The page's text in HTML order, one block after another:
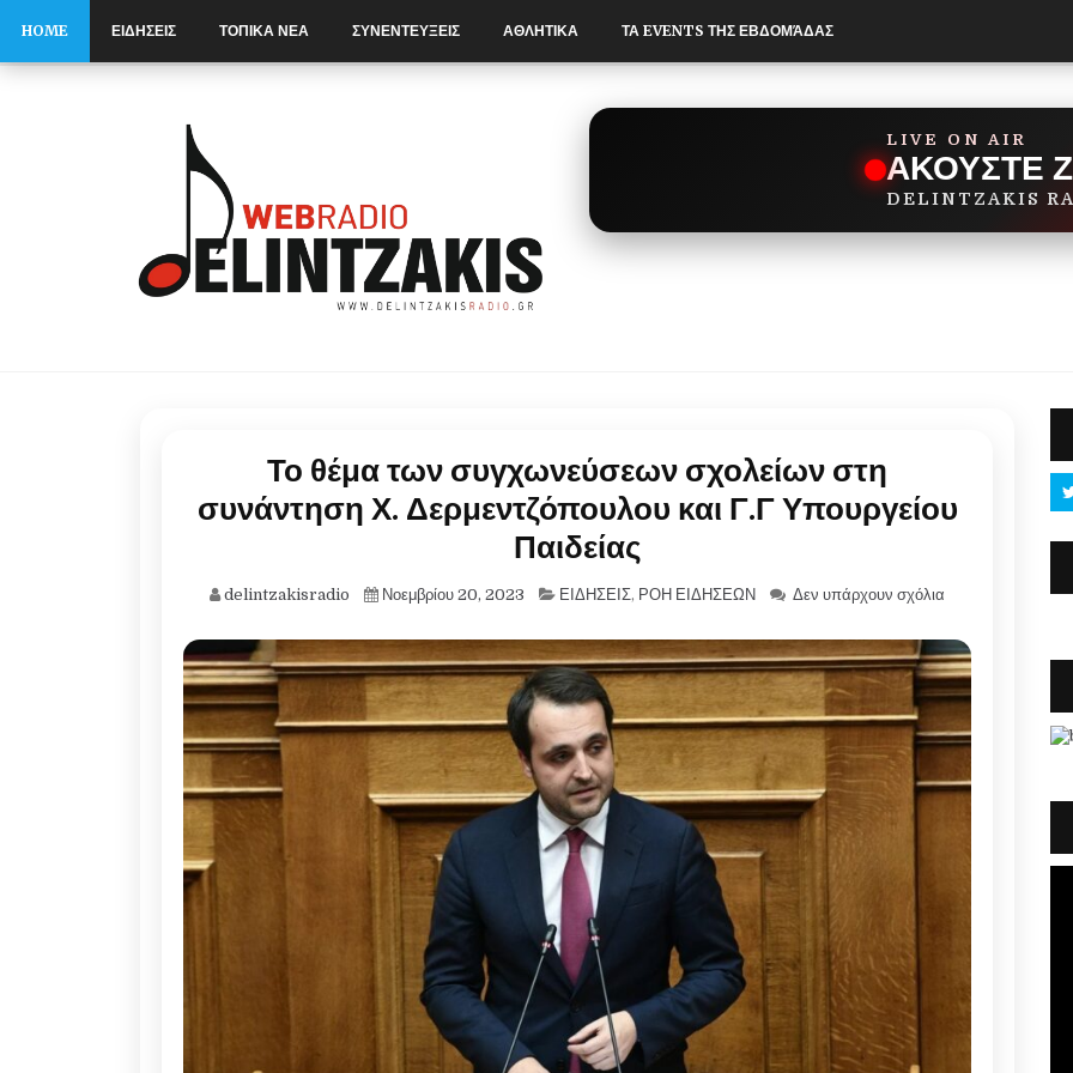
LIVE ON AIR
ΑΚΟΥΣΤΕ
DELINTZAKIS
HOME ΕΙΔΗΣΕΙΣ ΤΟΠΙΚΑ ΝΕΑ ΣΥΝΕΝΤΕΥΞΕΙΣ ΑΘΛΗΤΙΚΑ ΤΑ EVENTS ΤΗΣ ΕΒΔΟΜΆΔΑΣ
Το θέμα των συγχωνεύσεων σχολείων στη
συνάντηση Χ. Δερμεντζόπουλου και Γ.Γ Υπουργείου
Παιδείας
delintzakisradio Νοεμβρίου 20, 2023 ΕΙΔΗΣΕΙΣ, ΡΟΗ ΕΙΔΗΣΕΩΝ Δεν υπάρχουν σχόλια